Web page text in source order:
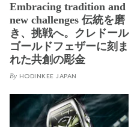
Embracing tradition and
new challenges 伝統を磨
き、挑戦へ。クレドール
ゴールドフェザーに刻ま
れた共創の彫金
By HODINKEE JAPAN